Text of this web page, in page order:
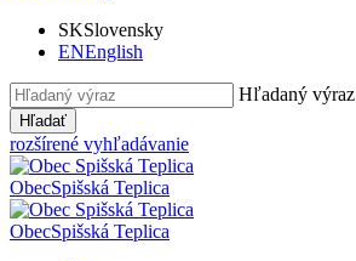
SKSlovensky
ENEnglish
Hľadaný výraz
Hľadať
rozšírené vyhľadávanie
ObecSpišská Teplica
ObecSpišská Teplica